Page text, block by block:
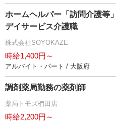
ホームヘルパー「訪問介護等
デイサービス介護職
株式会社SOYOKAZE
時給1,400円～
アルバイト・パート / 大阪府
調剤薬局勤務の薬剤師
薬局トモズ椚田店
時給2,200円～